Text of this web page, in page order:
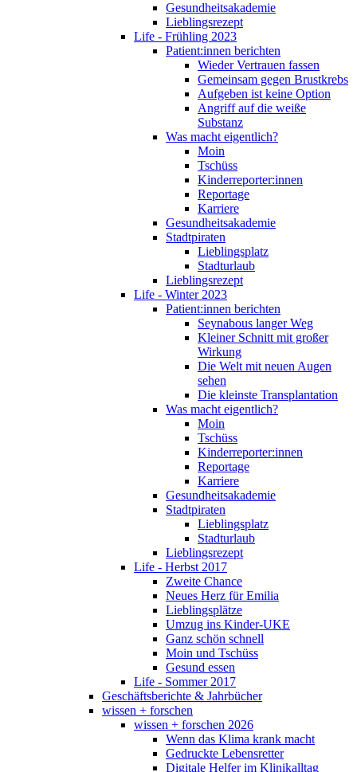
Gesundheitsakademie
Lieblingsrezept
Life - Frühling 2023
Patient:innen berichten
Wieder Vertrauen fassen
Gemeinsam gegen Brustkrebs
Aufgeben ist keine Option
Angriff auf die weiße
Substanz
Was macht eigentlich?
Moin
Tschüss
Kinderreporter:innen
Reportage
Karriere
Gesundheitsakademie
Stadtpiraten
Lieblingsplatz
Stadturlaub
Lieblingsrezept
Life - Winter 2023
Patient:innen berichten
Seynabous langer Weg
Kleiner Schnitt mit großer
Wirkung
Die Welt mit neuen Augen
sehen
Die kleinste Transplantation
Was macht eigentlich?
Moin
Tschüss
Kinderreporter:innen
Reportage
Karriere
Gesundheitsakademie
Stadtpiraten
Lieblingsplatz
Stadturlaub
Lieblingsrezept
Life - Herbst 2017
Zweite Chance
Neues Herz für Emilia
Lieblingsplätze
Umzug ins Kinder-UKE
Ganz schön schnell
Moin und Tschüss
Gesund essen
Life - Sommer 2017
Geschäftsberichte & Jahrbücher
wissen + forschen
wissen + forschen 2026
Wenn das Klima krank macht
Gedruckte Lebensretter
Digitale Helfer im Klinikalltag